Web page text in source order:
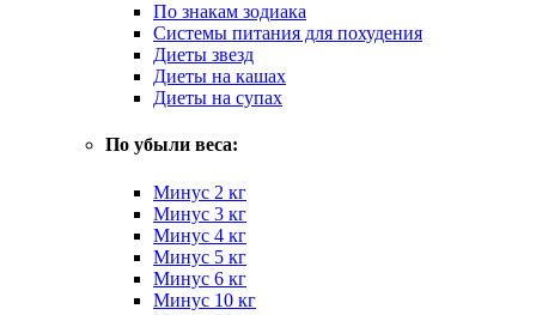
По знакам зодиака
Системы питания для похудения
Диеты звезд
Диеты на кашах
Диеты на супах
По убыли веса:
Минус 2 кг
Минус 3 кг
Минус 4 кг
Минус 5 кг
Минус 6 кг
Минус 10 кг